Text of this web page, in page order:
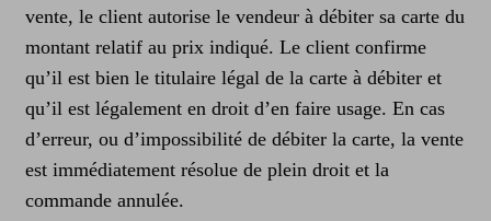
vente, le client autorise le vendeur à débiter sa carte du
montant relatif au prix indiqué. Le client confirme
qu’il est bien le titulaire légal de la carte à débiter et
qu’il est légalement en droit d’en faire usage. En cas
d’erreur, ou d’impossibilité de débiter la carte, la vente
est immédiatement résolue de plein droit et la
commande annulée.